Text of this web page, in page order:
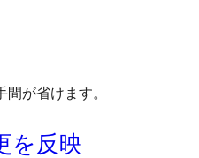
が省けます。
を反映